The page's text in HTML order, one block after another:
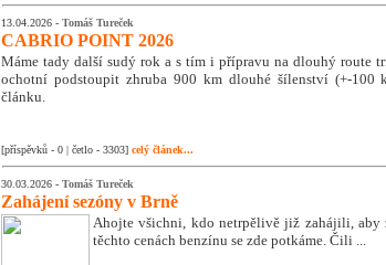
13.04.2026 - Tomáš Tureček
CABRIO POINT 2026
Máme tady další sudý rok a s tím i přípravu na dlouhý route
ochotní podstoupit zhruba 900 km dlouhé šílenství (+-100
článku.
[příspěvků - 0 | četlo - 3303] celý článek...
30.03.2026 - Tomáš Tureček
Zahájení sezóny v Brně
Ahojte všichni, kdo netrpělivě již zahájili,
těchto cenách benzínu se zde potkáme. Čili ...